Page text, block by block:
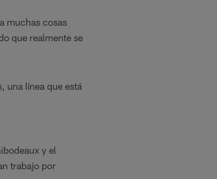
muchas cosas
que realmente se
una línea que está
y el
trabajo por